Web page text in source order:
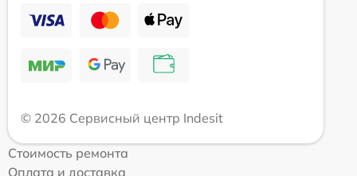
© 2026 Сервисный центр Indesit
Стоимость ремонта
Оплата и доставка